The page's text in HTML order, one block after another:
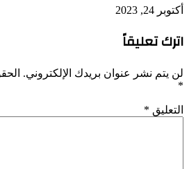
أكتوبر 24, 2023
اترك تعليقاً
لن يتم نشر عنوان بريدك الإلكتروني.
*
التعليق *